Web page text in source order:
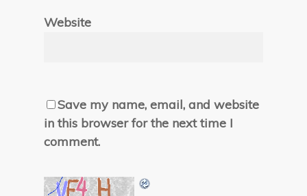
Website
Save my name, email, and website
in this browser for the next time I
comment.